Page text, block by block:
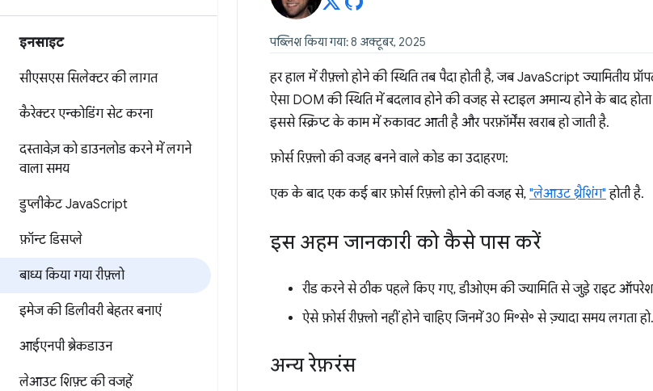
इनसाइट
सीएसएस सिलेक्टर की लागत
कैरेक्टर एन्कोडिंग सेट करना
दस्तावेज़ को डाउनलोड करने में लगने
वाला समय
डुप्लीकेट JavaScript
फ़ॉन्ट डिसप्ले
बाध्य किया गया रीफ़्लो
इमेज की डिलीवरी बेहतर बनाएं
आईएनपी ब्रेकडाउन
लेआउट शिफ़्ट की वजहें
पब्लिश किया गया: 8 अक्टूबर, 2025
हर हाल में रीफ़्लो होने की स्थिति तब पैदा होती है, जब JavaScript ज्यामितीय
ऐसा DOM की स्थिति में बदलाव होने की वजह से स्टाइल अमान्य होने के बाद
इससे स्क्रिप्ट के काम में रुकावट आती है और परफ़ॉर्मेंस खराब हो जाती है.
फ़ोर्स रिफ़्लो की वजह बनने वाले कोड का उदाहरण:
एक के बाद एक कई बार फ़ोर्स रिफ़्लो होने की वजह से, "लेआउट थ्रैशिंग" होती है.
इस अहम जानकारी को कैसे पास करें
रीड करने से ठीक पहले किए गए, डीओएम की ज्यामिति से जुड़े राइट
ऐसे फ़ोर्स रीफ़्लो नहीं होने चाहिए जिनमें 30 मि॰से॰ से ज़्यादा समय लगता हो.
अन्य रेफ़रंस